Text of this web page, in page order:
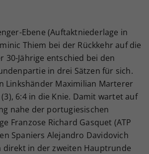
Ebene (Auftaktniederlage in
Thiem bei der Rückkehr auf die
30-Jährige entschied bei den
in drei Sätzen für sich.
Linkshänder Maximilian Marterer
6:4 in die Knie. Damit wartet auf
nahe der portugiesischen
Franzose Richard Gasquet (ATP
Spaniers Alejandro Davidovich
direkt in der zweiten Hauptrunde